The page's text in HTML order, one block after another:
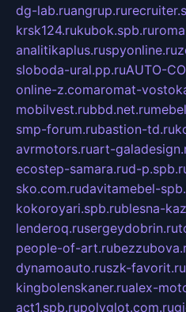
dg-lab.ruangrup.ru
krsk124.rukubok.spb.ru
analitikaplus.ruspyonline.ru
sloboda-ural.pp.ruAUTO-
online-z.comaromat-
mobilvest.rubbd.net.ru
smp-forum.rubastion-td.ru
avrmotors.ruart-
ecostep-samara.rud-
sko.com.rudavitamebel-
kokoroyari.spb.rublesna-
lenderoq.rusergeydobrin.ru
people-of-art.ru
dynamoauto.ruszk-favorit.ru
kingbolenskaner.rualex-
act1.spb.rupolyglot.com.ru